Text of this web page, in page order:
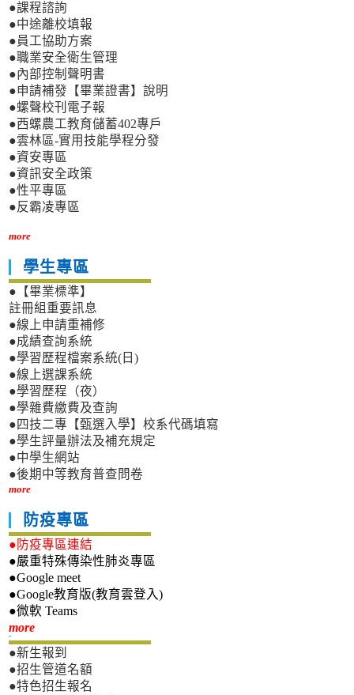
●課程諮詢
●中途離校填報
●員工協助方案
●職業安全衛生管理
●內部控制聲明書
●申請補發【畢業證書】說明
●螺聲校刊電子報
●西螺農工教育儲蓄402專戶
●雲林區-實用技能學程分發
●資安專區
●資訊安全政策
●性平專區
●反霸凌專區
more
學生專區
●【畢業標準】
註冊組重要訊息
●線上申請重補修
●成績查詢系統
●學習歷程檔案系統(日)
●線上選課系統
●學習歷程（夜）
●學雜費繳費及查詢
●四技二專【甄選入學】校系代碼填寫
●學生評量辦法及補充規定
●中學生網站
●後期中等教育普查問卷
more
防疫專區
●防疫專區連結
●嚴重特殊傳染性肺炎專區
●Google meet
●Google教育版(教育雲登入)
●微軟 Teams
more新生專區
●新生報到
●招生管道名額
●特色招生報名